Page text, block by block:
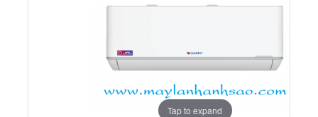
Tap to expand